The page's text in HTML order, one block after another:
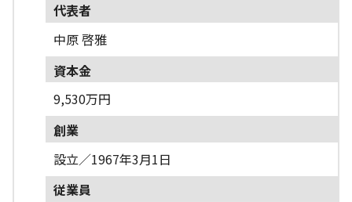
代表者
中原 啓雅
資本金
9,530万円
創業
設立／1967年3月1日
従業員